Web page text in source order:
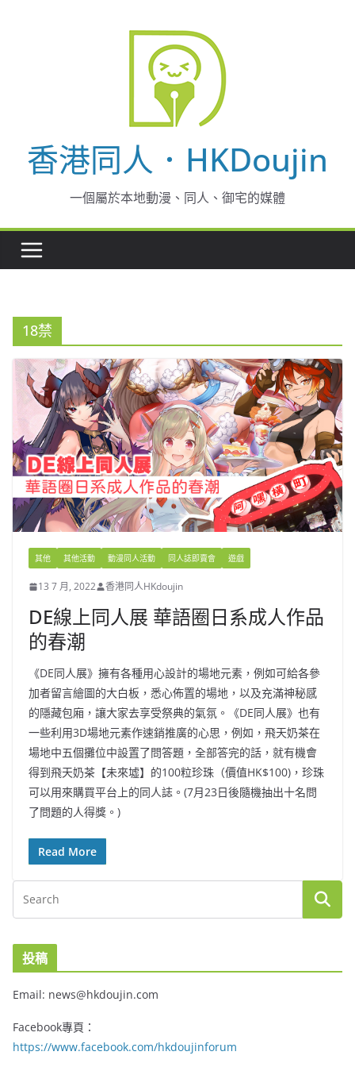
香港同人．HKDoujin
一個屬於本地動漫、同人、御宅的媒體
18禁
其他 其他活動 動漫同人活動 同人誌即賣會 遊戲
13 7 月, 2022 香港同人HKdoujin
DE線上同人展 華語圈日系成人作品
的春潮
《DE同人展》擁有各種用心設計的場地元素，例如可給各參
加者留言繪圖的大白板，悉心佈置的場地，以及充滿神秘感
的隱藏包廂，讓大家去享受祭典的氣氛。《DE同人展》也有
一些利用3D場地元素作速銷推廣的心思，例如，飛天奶茶在
場地中五個攤位中設置了問答題，全部答完的話，就有機會
得到飛天奶茶【未來墟】的100粒珍珠（價值HK$100)，珍珠
可以用來購買平台上的同人誌。(7月23日後隨機抽出十名問
了問題的人得獎。)
Read More
投稿
Email: news@hkdoujin.com
Facebook專頁：
https://www.facebook.com/hkdoujinforum